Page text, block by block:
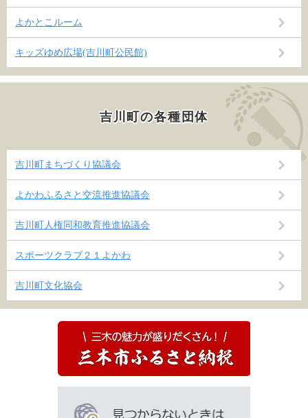
よかとこルーム
キッズゆめ広場(吉川町公民館)
吉川町の各種団体
吉川町まちづくり協議会
よかわふるさと交流推進協議会
吉川町人権同和教育推進協議会
スポーツクラブ２１よかわ
吉川町文化協会